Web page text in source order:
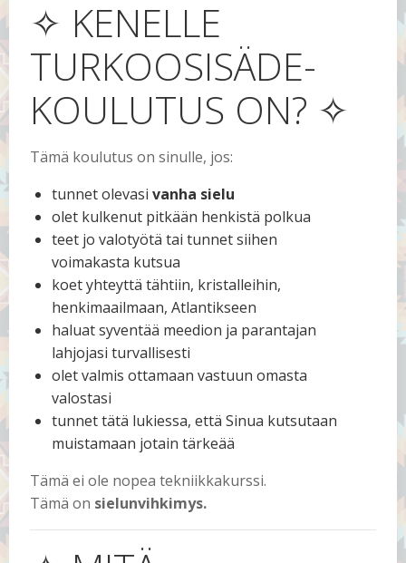
✧ KENELLE
TURKOOSISÄDE-
KOULUTUS ON? ✧
Tämä koulutus on sinulle, jos:
tunnet olevasi vanha sielu
olet kulkenut pitkään henkistä polkua
teet jo valotyötä tai tunnet siihen
voimakasta kutsua
koet yhteyttä tähtiin, kristalleihin,
henkimaailmaan, Atlantikseen
haluat syventää meedion ja parantajan
lahjojasi turvallisesti
olet valmis ottamaan vastuun omasta
valostasi
tunnet tätä lukiessa, että Sinua kutsutaan
muistamaan jotain tärkeää
Tämä ei ole nopea tekniikkakurssi.
Tämä on sielunvihkimys.